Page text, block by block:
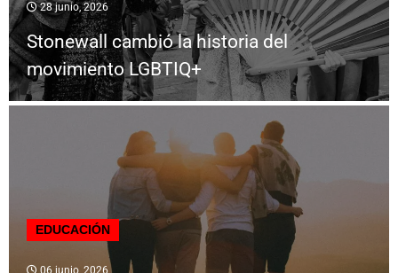
28 junio, 2026
Stonewall cambió la historia del
movimiento LGBTIQ+
EDUCACIÓN
06 junio, 2026